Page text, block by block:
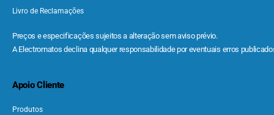
Livro de Reclamações
Preços e especificações sujeitos a alteração sem aviso prévio.
A Electromatos declina qualquer responsabilidade por eventuais erros
Apoio Cliente
Produtos